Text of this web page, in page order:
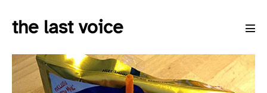
the last voice
#ffffff02